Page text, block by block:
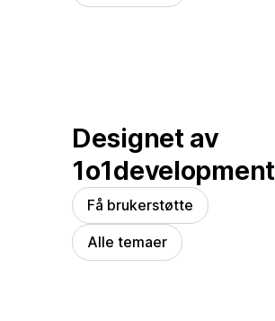
Designet av
1o1development
Få brukerstøtte
Alle temaer